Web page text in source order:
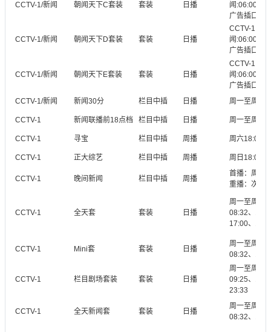
CCTV-1/新闻 朝闻天下C套装 套装 日播
闻:06:00-
广告插口：
CCTV-1/新闻 朝闻天下D套装 套装 日播
CCTV-
闻:06:00-
广告插口：
CCTV-1/新闻 朝闻天下E套装 套装 日播
CCTV-
闻:06:00-
广告插口：
CCTV-1/新闻
新闻30分 栏目中插 日播 周一至周日
CCTV-1 新闻联播前18点档 栏目中插 日播 周一至周五
CCTV-1 寻宝 栏目中插 周播 周六18:05-
CCTV-1 正大综艺 栏目中插 周播 周日18:05-
CCTV-1 晚间新闻 栏目中插 周播
首播：周一
重播：次日
CCTV-1 全天套 套装 日播
周一至周日
08:32、
17:00、
CCTV-1 Mini套 套装 日播
周一至周日
08:32、
CCTV-1 栏目剧场套装 套装 日播
周一至周日
09:25、
23:33
CCTV-1 全天新闻套 套装 日播
周一至周日
08:32、